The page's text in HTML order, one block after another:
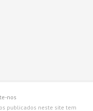
nos
publicados neste site tem